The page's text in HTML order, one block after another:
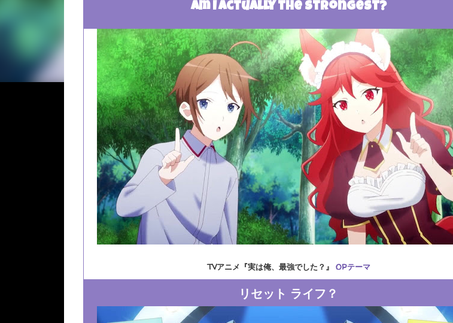
Am I Actually the Strongest?
TVアニメ『実は俺、最強でした？』 OPテーマ
リセット ライフ？